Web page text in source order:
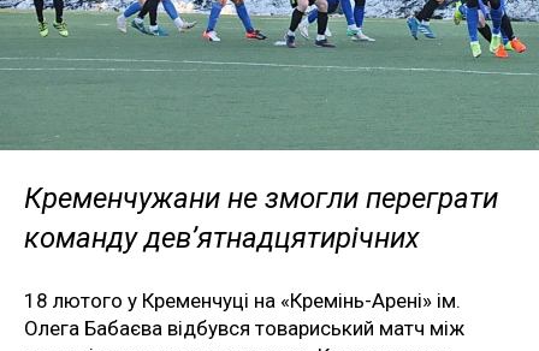
Кременчужани не змогли переграти
команду дев’ятнадцятирічних
18 лютого у Кременчуці на «Кремінь-Арені» ім.
Олега Бабаєва відбувся товариський матч між